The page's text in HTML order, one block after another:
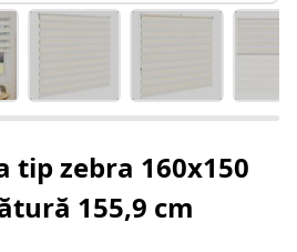
tip zebra 160x150
155,9 cm